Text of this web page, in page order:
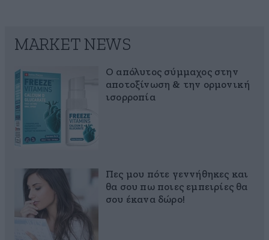
MARKET NEWS
Ο απόλυτος σύμμαχος στην
αποτοξίνωση & την ορμονική
ισορροπία
Πες μου πότε γεννήθηκες και
θα σου πω ποιες εμπειρίες θα
σου έκανα δώρο!